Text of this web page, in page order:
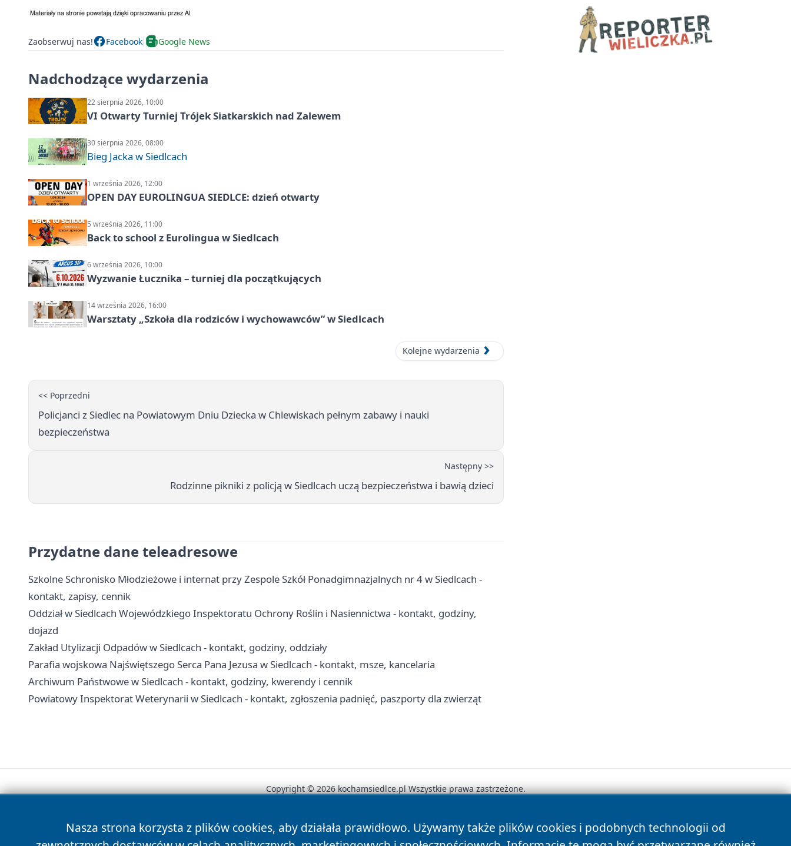
Zaobserwuj nas! Facebook Google News
Nadchodzące wydarzenia
22 sierpnia 2026, 10:00
VI Otwarty Turniej Trójek Siatkarskich nad Zalewem
30 sierpnia 2026, 08:00
Bieg Jacka w Siedlcach
1 września 2026, 12:00
OPEN DAY EUROLINGUA SIEDLCE: dzień otwarty
5 września 2026, 11:00
Back to school z Eurolingua w Siedlcach
6 września 2026, 10:00
Wyzwanie Łucznika – turniej dla początkujących
14 września 2026, 16:00
Warsztaty „Szkoła dla rodziców i wychowawców” w Siedlcach
Kolejne wydarzenia
<< Poprzedni
Policjanci z Siedlec na Powiatowym Dniu Dziecka w Chlewiskach pełnym zabawy i nauki
bezpieczeństwa
Następny >>
Rodzinne pikniki z policją w Siedlcach uczą bezpieczeństwa i bawią dzieci
Przydatne dane teleadresowe
Szkolne Schronisko Młodzieżowe i internat przy Zespole Szkół Ponadgimnazjalnych nr 4 w Siedlcach -
kontakt, zapisy, cennik
Oddział w Siedlcach Wojewódzkiego Inspektoratu Ochrony Roślin i Nasiennictwa - kontakt, godziny,
dojazd
Zakład Utylizacji Odpadów w Siedlcach - kontakt, godziny, oddziały
Parafia wojskowa Najświętszego Serca Pana Jezusa w Siedlcach - kontakt, msze, kancelaria
Archiwum Państwowe w Siedlcach - kontakt, godziny, kwerendy i cennik
Powiatowy Inspektorat Weterynarii w Siedlcach - kontakt, zgłoszenia padnięć, paszporty dla zwierząt
Nasza strona korzysta z plików cookies, aby działała prawidłowo. Używamy także plików cookies i podobnych technologii od
Copyright © 2026 kochamsiedlce.pl Wszystkie prawa zastrzeżone.
News Autorzy Polityka Prywatności Polityka Cookies